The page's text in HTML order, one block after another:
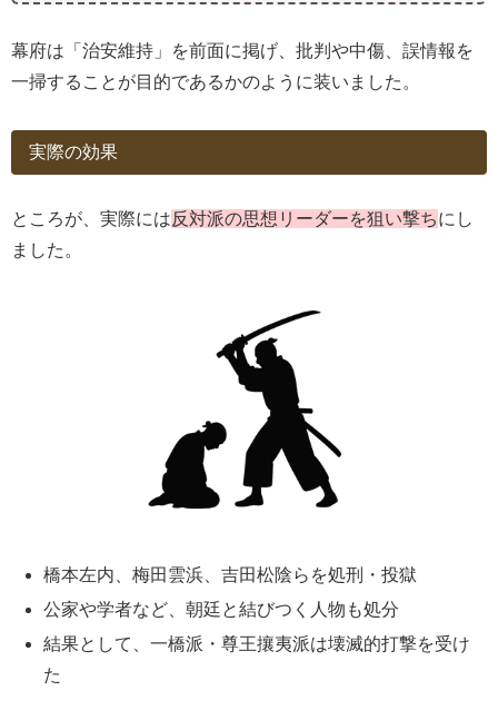
幕府は「治安維持」を前面に掲げ、批判や中傷、誤情報を
一掃することが目的であるかのように装いました。
実際の効果
ところが、実際には反対派の思想リーダーを狙い撃ちにし
ました。
橋本左内、梅田雲浜、吉田松陰らを処刑・投獄
公家や学者など、朝廷と結びつく人物も処分
結果として、一橋派・尊王攘夷派は壊滅的打撃を受け
た